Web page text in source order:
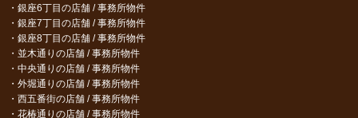
銀座6丁目の店舗 / 事務所物件
銀座7丁目の店舗 / 事務所物件
銀座8丁目の店舗 / 事務所物件
並木通りの店舗 / 事務所物件
中央通りの店舗 / 事務所物件
外堀通りの店舗 / 事務所物件
西五番街の店舗 / 事務所物件
花椿通りの店舗 / 事務所物件